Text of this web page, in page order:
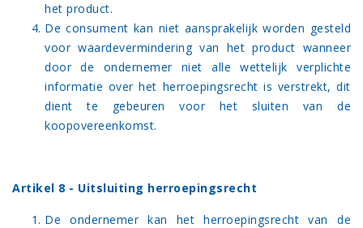
het product.
De consument kan niet aansprakelijk worden gesteld
voor waardevermindering van het product wanneer
door de ondernemer niet alle wettelijk verplichte
informatie over het herroepingsrecht is verstrekt, dit
dient te gebeuren voor het sluiten van de
koopovereenkomst.
Artikel 8 - Uitsluiting herroepingsrecht
De ondernemer kan het herroepingsrecht van de